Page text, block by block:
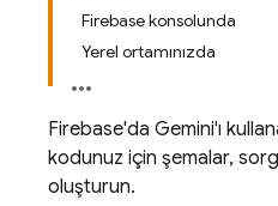
Firebase konsolunda
Yerel ortamınızda
Firebase'da Gemini'ı
kodunuz için şemalar,
oluşturun.